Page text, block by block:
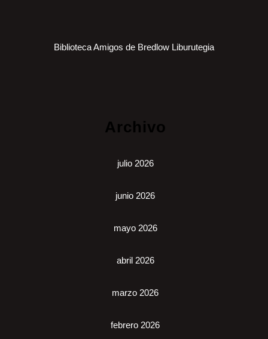
Biblioteca Amigos de Bredlow Liburutegia
Archivo
julio 2026
junio 2026
mayo 2026
abril 2026
marzo 2026
febrero 2026